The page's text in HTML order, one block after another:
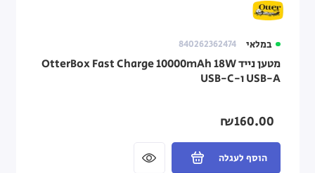
במלאי 840262362474
מטען נייד OtterBox Fast Charge 10000mAh 18W
USB-A ו-USB-C
₪160.00
הוסף לעגלה